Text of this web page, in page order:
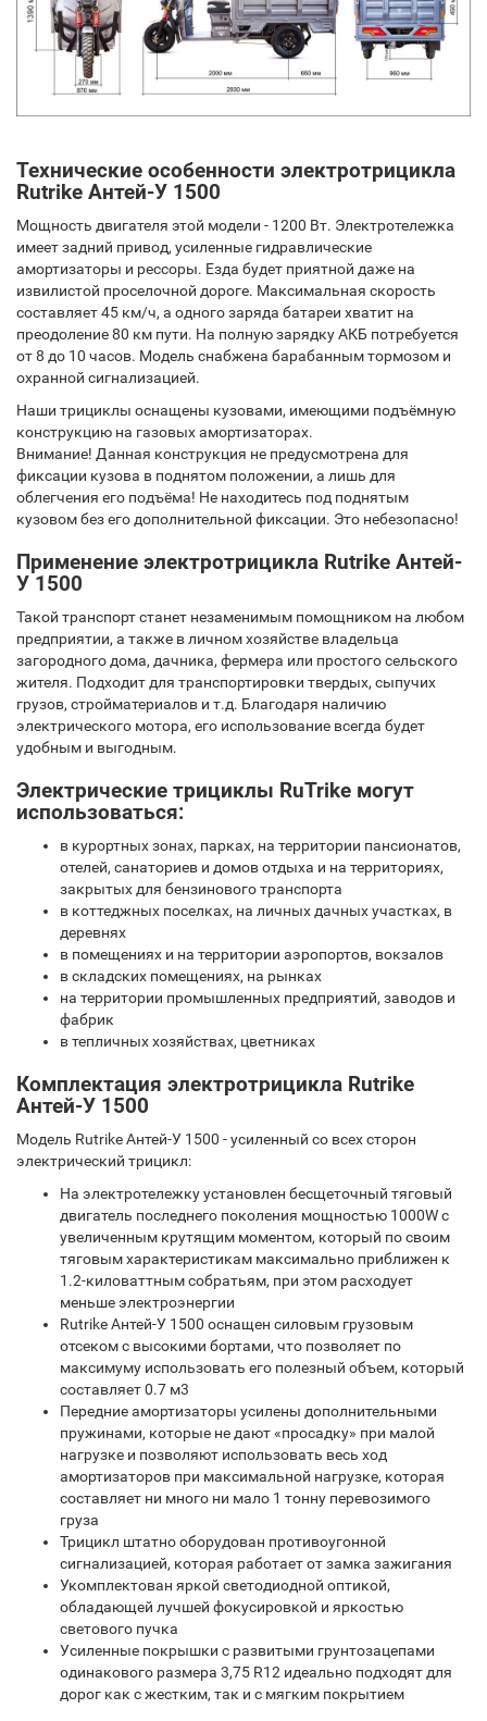
Технические особенности электротрицикла
Rutrike Антей-У 1500
Мощность двигателя этой модели - 1200 Вт. Электротележка
имеет задний привод, усиленные гидравлические
амортизаторы и рессоры. Езда будет приятной даже на
извилистой проселочной дороге. Максимальная скорость
составляет 45 км/ч, а одного заряда батареи хватит на
преодоление 80 км пути. На полную зарядку АКБ потребуется
от 8 до 10 часов. Модель снабжена барабанным тормозом и
охранной сигнализацией.
Наши трициклы оснащены кузовами, имеющими подъёмную
конструкцию на газовых амортизаторах.
Внимание! Данная конструкция не предусмотрена для
фиксации кузова в поднятом положении, а лишь для
облегчения его подъёма! Не находитесь под поднятым
кузовом без его дополнительной фиксации. Это небезопасно!
Применение электротрицикла Rutrike Антей-
У 1500
Такой транспорт станет незаменимым помощником на любом
предприятии, а также в личном хозяйстве владельца
загородного дома, дачника, фермера или простого сельского
жителя. Подходит для транспортировки твердых, сыпучих
грузов, стройматериалов и т.д. Благодаря наличию
электрического мотора, его использование всегда будет
удобным и выгодным.
Электрические трициклы RuTrike могут
использоваться:
в курортных зонах, парках, на территории пансионатов,
отелей, санаториев и домов отдыха и на территориях,
закрытых для бензинового транспорта
в коттеджных поселках, на личных дачных участках, в
деревнях
в помещениях и на территории аэропортов, вокзалов
в складских помещениях, на рынках
на территории промышленных предприятий, заводов и
фабрик
в тепличных хозяйствах, цветниках
Комплектация электротрицикла Rutrike
Антей-У 1500
Модель Rutrike Антей-У 1500 - усиленный со всех сторон
электрический трицикл:
На электротележку установлен бесщеточный тяговый
двигатель последнего поколения мощностью 1000W с
увеличенным крутящим моментом, который по своим
тяговым характеристикам максимально приближен к
1.2-киловаттным собратьям, при этом расходует
меньше электроэнергии
Rutrike Антей-У 1500 оснащен силовым грузовым
отсеком с высокими бортами, что позволяет по
максимуму использовать его полезный объем, который
составляет 0.7 м3
Передние амортизаторы усилены дополнительными
пружинами, которые не дают «просадку» при малой
нагрузке и позволяют использовать весь ход
амортизаторов при максимальной нагрузке, которая
составляет ни много ни мало 1 тонну перевозимого
груза
Трицикл штатно оборудован противоугонной
сигнализацией, которая работает от замка зажигания
Укомплектован яркой светодиодной оптикой,
обладающей лучшей фокусировкой и яркостью
светового пучка
Усиленные покрышки с развитыми грунтозацепами
одинакового размера 3,75 R12 идеально подходят для
дорог как с жестким, так и с мягким покрытием